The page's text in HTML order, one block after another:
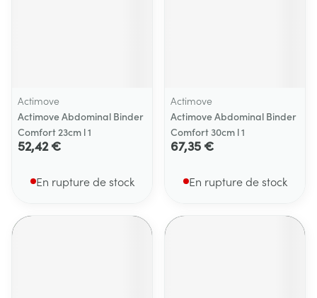
Actimove
Actimove Abdominal Binder
Comfort 23cm l 1
52,42 €
En rupture de stock
Actimove
Actimove Abdominal Binder
Comfort 30cm l 1
67,35 €
En rupture de stock